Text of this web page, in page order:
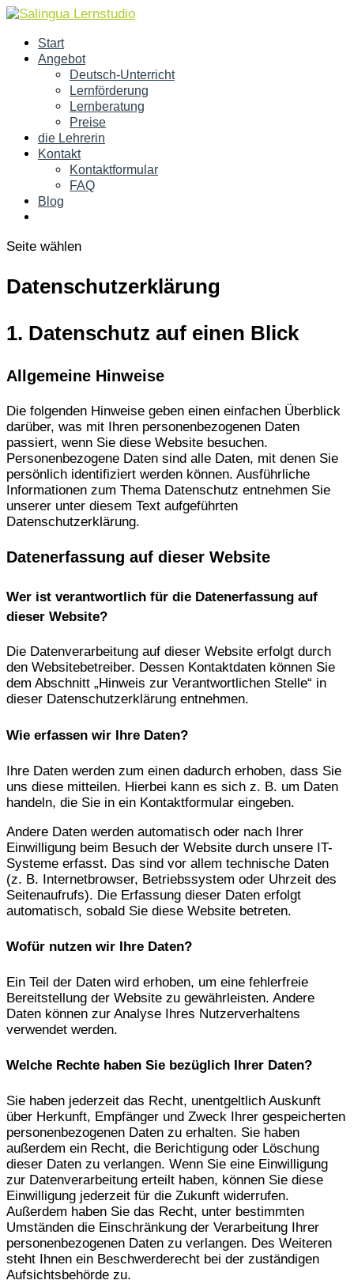
Start
Angebot
Deutsch-Unterricht
Lernförderung
Lernberatung
Preise
die Lehrerin
Kontakt
Kontaktformular
FAQ
Blog
Seite wählen
Datenschutz­erklärung
1. Datenschutz auf einen Blick
Allgemeine Hinweise
Die folgenden Hinweise geben einen einfachen Überblick
darüber, was mit Ihren personenbezogenen Daten
passiert, wenn Sie diese Website besuchen.
Personenbezogene Daten sind alle Daten, mit denen Sie
persönlich identifiziert werden können. Ausführliche
Informationen zum Thema Datenschutz entnehmen Sie
unserer unter diesem Text aufgeführten
Datenschutzerklärung.
Datenerfassung auf dieser Website
Wer ist verantwortlich für die Datenerfassung auf
dieser Website?
Die Datenverarbeitung auf dieser Website erfolgt durch
den Websitebetreiber. Dessen Kontaktdaten können Sie
dem Abschnitt „Hinweis zur Verantwortlichen Stelle“ in
dieser Datenschutzerklärung entnehmen.
Wie erfassen wir Ihre Daten?
Ihre Daten werden zum einen dadurch erhoben, dass Sie
uns diese mitteilen. Hierbei kann es sich z. B. um Daten
handeln, die Sie in ein Kontaktformular eingeben.
Andere Daten werden automatisch oder nach Ihrer
Einwilligung beim Besuch der Website durch unsere IT-
Systeme erfasst. Das sind vor allem technische Daten
(z. B. Internetbrowser, Betriebssystem oder Uhrzeit des
Seitenaufrufs). Die Erfassung dieser Daten erfolgt
automatisch, sobald Sie diese Website betreten.
Wofür nutzen wir Ihre Daten?
Ein Teil der Daten wird erhoben, um eine fehlerfreie
Bereitstellung der Website zu gewährleisten. Andere
Daten können zur Analyse Ihres Nutzerverhaltens
verwendet werden.
Welche Rechte haben Sie bezüglich Ihrer Daten?
Sie haben jederzeit das Recht, unentgeltlich Auskunft
über Herkunft, Empfänger und Zweck Ihrer gespeicherten
personenbezogenen Daten zu erhalten. Sie haben
außerdem ein Recht, die Berichtigung oder Löschung
dieser Daten zu verlangen. Wenn Sie eine Einwilligung
zur Datenverarbeitung erteilt haben, können Sie diese
Einwilligung jederzeit für die Zukunft widerrufen.
Außerdem haben Sie das Recht, unter bestimmten
Umständen die Einschränkung der Verarbeitung Ihrer
personenbezogenen Daten zu verlangen. Des Weiteren
steht Ihnen ein Beschwerderecht bei der zuständigen
Aufsichtsbehörde zu.